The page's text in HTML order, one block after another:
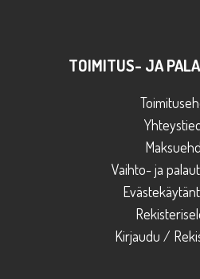
TOIMITUS- JA
Vaihto- ja
Kirjaudu /